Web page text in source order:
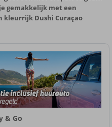
gemakkelijk met een
kleurrijk Dushi Curaçao
& Go